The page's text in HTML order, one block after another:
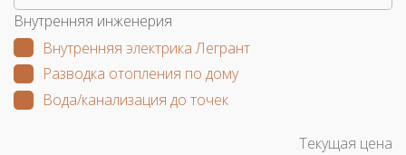
Внутренняя инженерия
Внутренняя электрика Легрант
Разводка отопления по дому
Вода/канализация до точек
Текущая цена